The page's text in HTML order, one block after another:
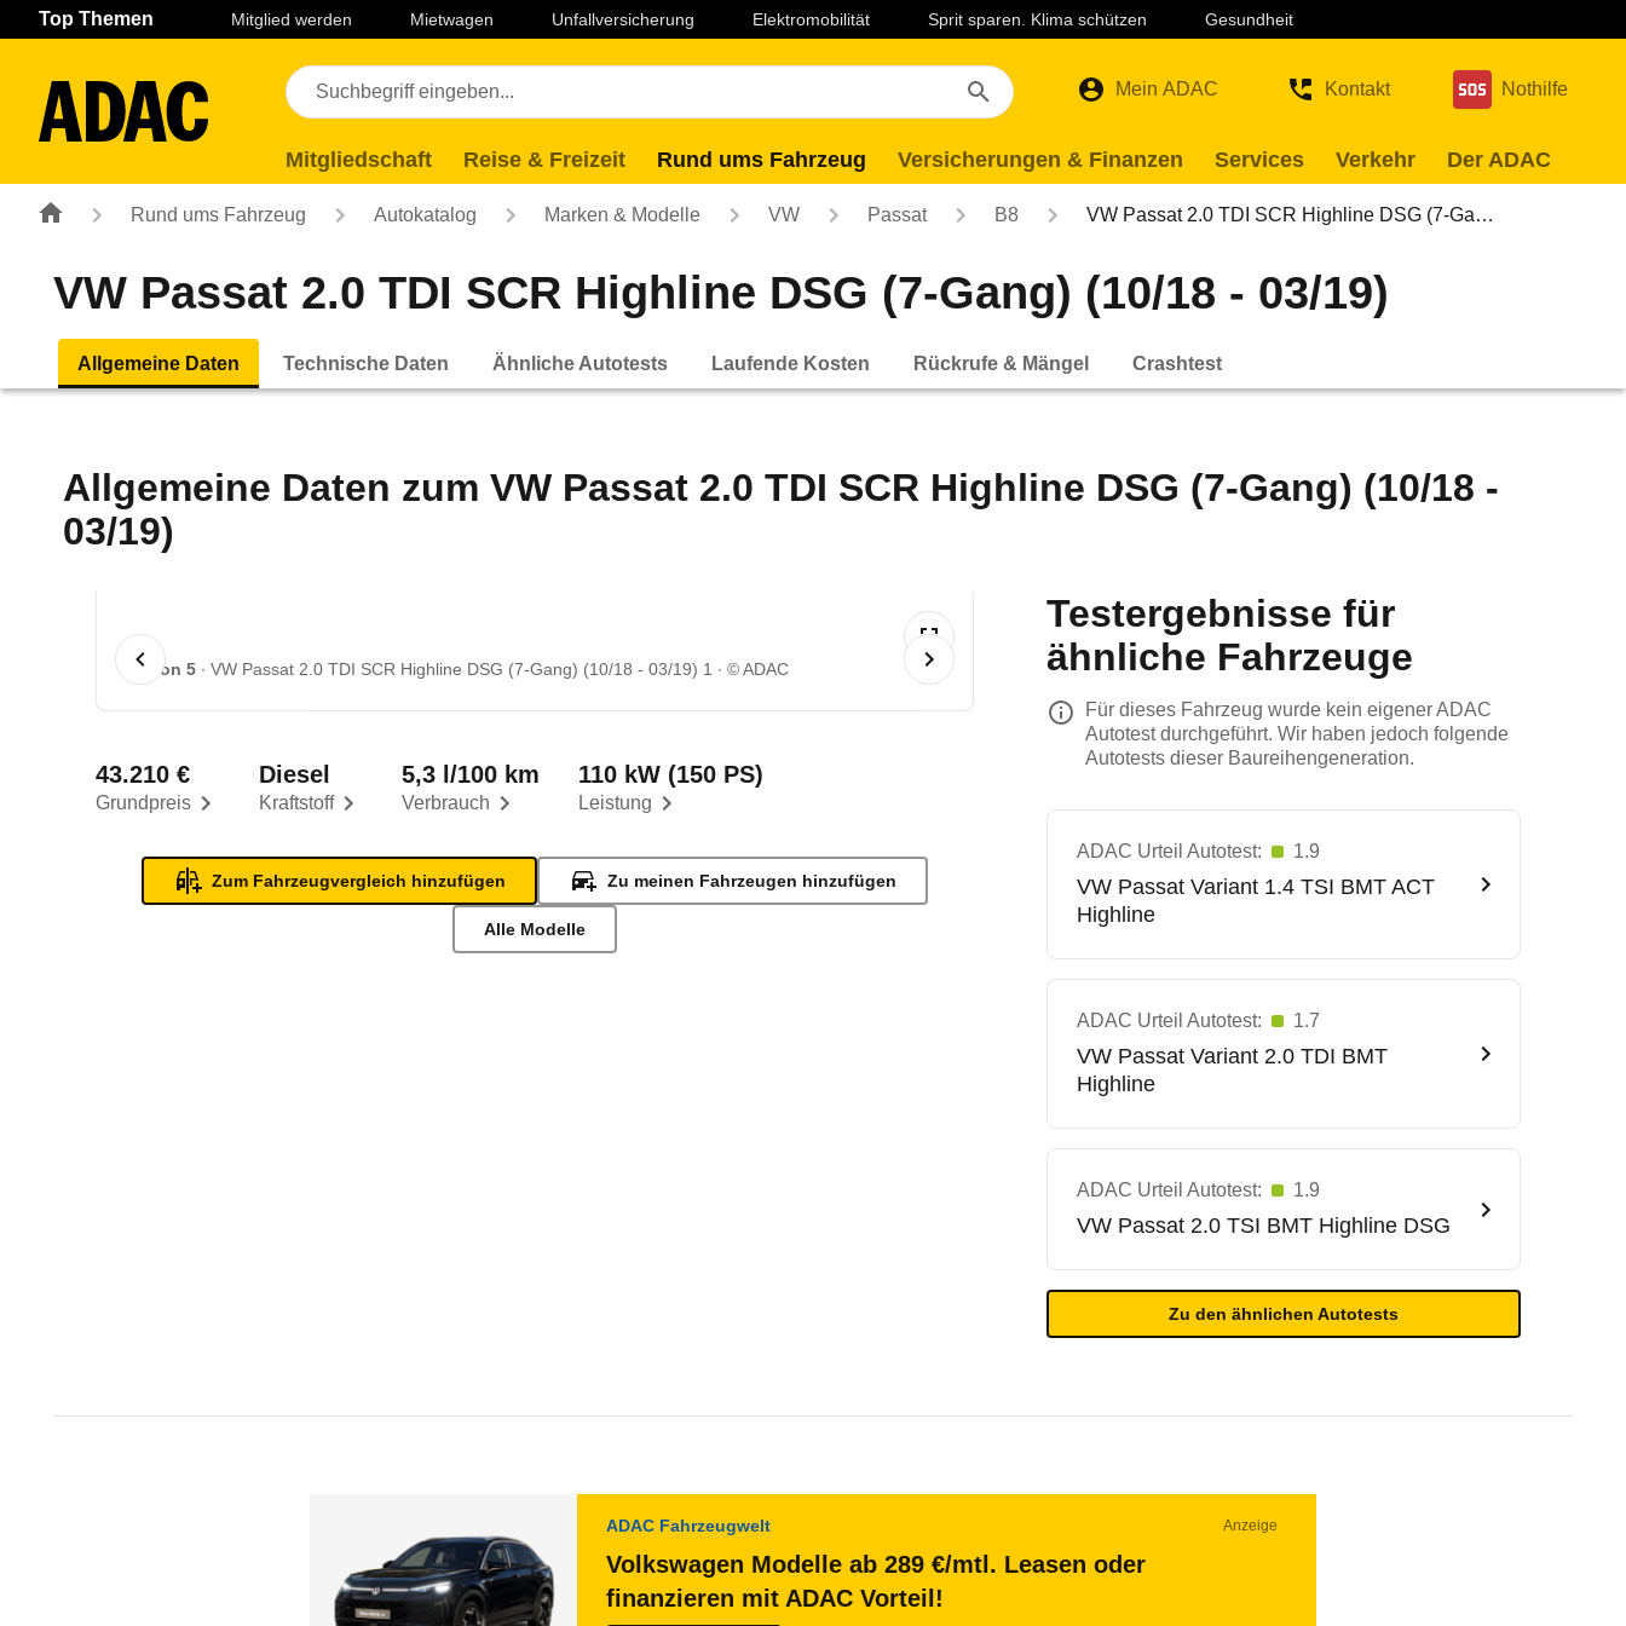
Navigation Seiteninhalt Fußzeile
Top Themen Mitglied werden Mietwagen Unfallversicherung Elektromobilität Sprit sparen. Klima schützen Gesundheit
Mein ADAC Kontakt Nothilfe
Mitgliedschaft Reise & Freizeit Rund ums Fahrzeug Versicherungen & Finanzen Services Verkehr Der ADAC
Rund ums Fahrzeug Autokatalog Marken & Modelle VW Passat B8 VW Passat 2.0 TDI SCR Highline DSG (7-Ga…
VW Passat 2.0 TDI SCR Highline DSG (7-Gang) (10/18 - 03/19)
Allgemeine Daten Technische Daten Ähnliche Autotests Laufende Kosten Rückrufe & Mängel Crashtest
Allgemeine Daten zum VW Passat 2.0 TDI SCR Highline DSG (7-Gang) (10/18 -
03/19)
1 von 5 VW Passat 2.0 TDI SCR Highline DSG (7-Gang) (10/18 - 03/19) 1 © ADAC
Grundpreis
43.210 €
Kraftstoff
Diesel
Verbrauch
5,3 l/100 km
Leistung
110 kW (150 PS)
Zum Fahrzeugvergleich hinzufügen Zu meinen Fahrzeugen hinzufügen
Alle Modelle
Testergebnisse für
ähnliche Fahrzeuge
Für dieses Fahrzeug wurde kein eigener ADAC
Autotest durchgeführt. Wir haben jedoch folgende
Autotests dieser Baureihengeneration.
ADAC Urteil Autotest: 1.9
VW Passat Variant 1.4 TSI BMT ACT
Highline
ADAC Urteil Autotest: 1.7
VW Passat Variant 2.0 TDI BMT
Highline
ADAC Urteil Autotest: 1.9
VW Passat 2.0 TSI BMT Highline DSG
Zu den ähnlichen Autotests
ADAC Fahrzeugwelt Anzeige
Volkswagen Modelle ab 289 €/mtl. Leasen oder
finanzieren mit ADAC Vorteil!